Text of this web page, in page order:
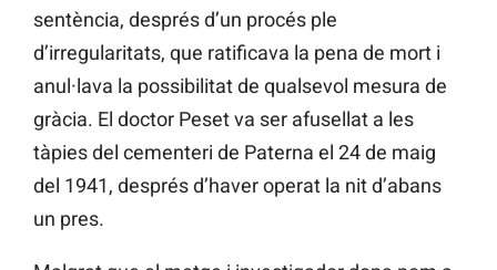
sentència, després d’un procés ple
d’irregularitats, que ratificava la pena de mort i
anul·lava la possibilitat de qualsevol mesura de
gràcia. El doctor Peset va ser afusellat a les
tàpies del cementeri de Paterna el 24 de maig
del 1941, després d’haver operat la nit d’abans
un pres.